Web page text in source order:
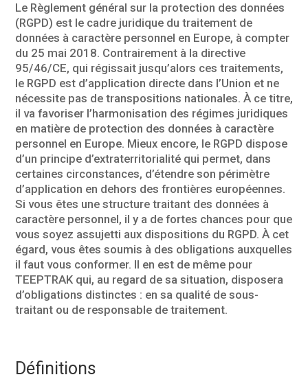
Le Règlement général sur la protection des données
(RGPD) est le cadre juridique du traitement de
données à caractère personnel en Europe, à compter
du 25 mai 2018. Contrairement à la directive
95/46/CE, qui régissait jusqu’alors ces traitements,
le RGPD est d’application directe dans l’Union et ne
nécessite pas de transpositions nationales. À ce titre,
il va favoriser l’harmonisation des régimes juridiques
en matière de protection des données à caractère
personnel en Europe. Mieux encore, le RGPD dispose
d’un principe d’extraterritorialité qui permet, dans
certaines circonstances, d’étendre son périmètre
d’application en dehors des frontières européennes.
Si vous êtes une structure traitant des données à
caractère personnel, il y a de fortes chances pour que
vous soyez assujetti aux dispositions du RGPD. À cet
égard, vous êtes soumis à des obligations auxquelles
il faut vous conformer. Il en est de même pour
TEEPTRAK qui, au regard de sa situation, disposera
d’obligations distinctes : en sa qualité de sous-
traitant ou de responsable de traitement.
Définitions